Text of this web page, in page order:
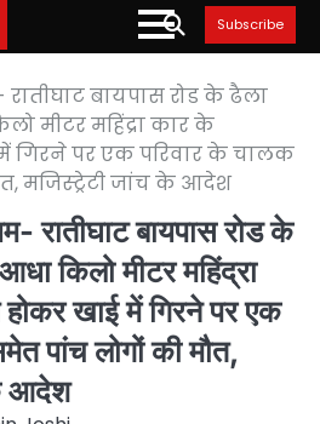
Subscribe
बायपास रोड के ढैला
मीटर महिंद्रा कार के
गिरने पर एक परिवार के चालक
मजिस्ट्रेटी जांच के आदेश
रातीघाट बायपास रोड के
किलो मीटर महिंद्रा
खाई में गिरने पर एक
पांच लोगों की मौत,
आदेश